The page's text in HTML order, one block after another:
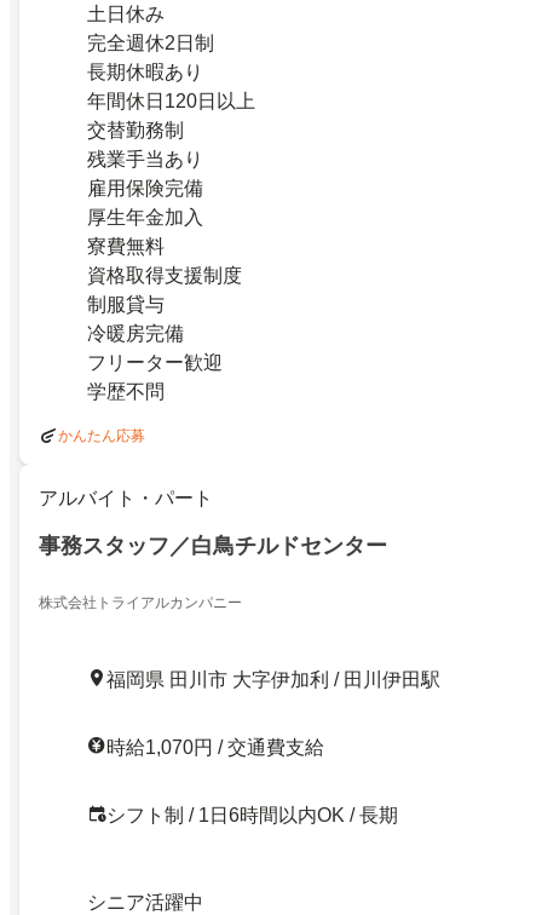
土日休み
完全週休2日制
長期休暇あり
年間休日120日以上
交替勤務制
残業手当あり
雇用保険完備
厚生年金加入
寮費無料
資格取得支援制度
制服貸与
冷暖房完備
フリーター歓迎
学歴不問
かんたん応募
アルバイト・パート
事務スタッフ／白鳥チルドセンター
株式会社トライアルカンパニー
福岡県 田川市 大字伊加利 / 田川伊田駅
時給1,070円 / 交通費支給
シフト制 / 1日6時間以内OK / 長期
シニア活躍中